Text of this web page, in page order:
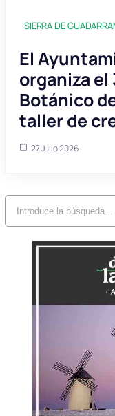
SIERRA DE
El
organiza el
Botánico
taller de
27 Julio 2026